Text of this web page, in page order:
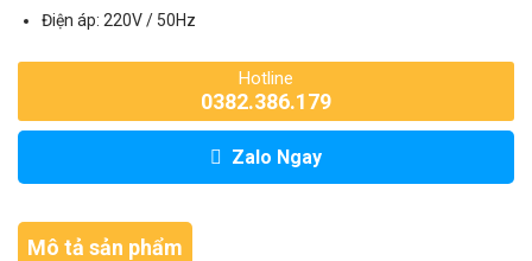
Điện áp: 220V / 50Hz
Hotline
0382.386.179
Zalo Ngay
Mô tả sản phẩm